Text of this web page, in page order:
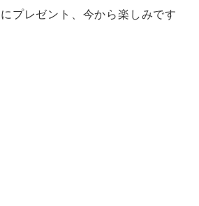
プレゼント、今から楽しみです